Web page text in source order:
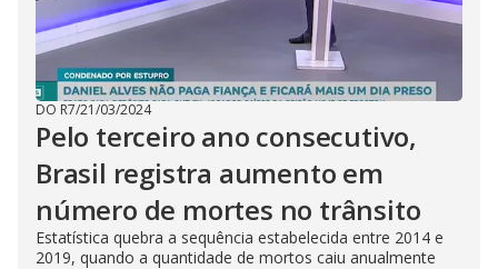
DO R7/21/03/2024
Pelo terceiro ano consecutivo,
Brasil registra aumento em
número de mortes no trânsito
Estatística quebra a sequência estabelecida entre 2014 e
2019, quando a quantidade de mortos caiu anualmente